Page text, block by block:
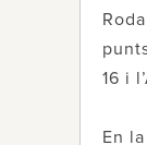
16 i
En